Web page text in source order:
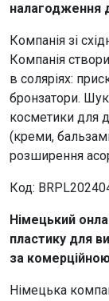
налагодження
Компанія зі
Компанія
в соляріях:
бронзатори.
косметики для
(креми,
розширення
Код:
Німецький
пластику для
за
Німецька